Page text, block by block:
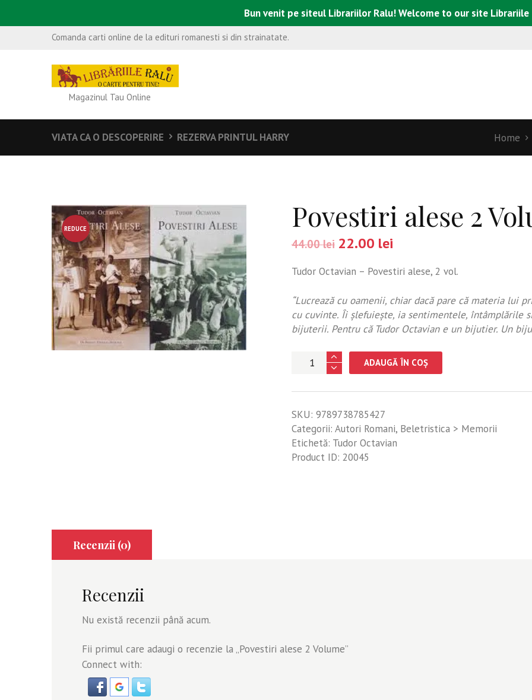
Bun venit pe siteul Librariilor Ralu! Welcome to our site Librariile
Comanda carti online de la edituri romanesti si din strainatate.
Magazinul Tau Online
VIATA CA O DESCOPERIRE REZERVA PRINTUL HARRY Home
REDUCE
RE!
Povestiri alese 2
44.00lei 22.00 lei
Tudor Octavian – Povestiri alese, 2 vol.
“Lucrează cu oamenii, chiar dacă pare că materia lui
cu cuvinte. Îi şlefuieşte, ia sentimentele,
bijuterii. Pentru că Tudor Octavian e un bijutier. Un
Cantitate
Povestiri
Volume
ADAUGĂ ÎN COȘ
SKU: 9789738785427
Categorii: Autori Romani, Beletristica > Memorii
Etichetă: Tudor Octavian
Product ID: 20045
Recenzii (0)
Recenzii
Nu există recenzii până acum.
Fii primul care adaugi o recenzie la „Povestiri alese 2 Volume”
Connect with: